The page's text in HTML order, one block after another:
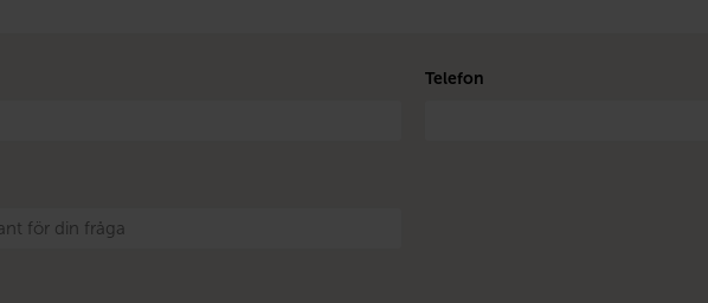
Telefon